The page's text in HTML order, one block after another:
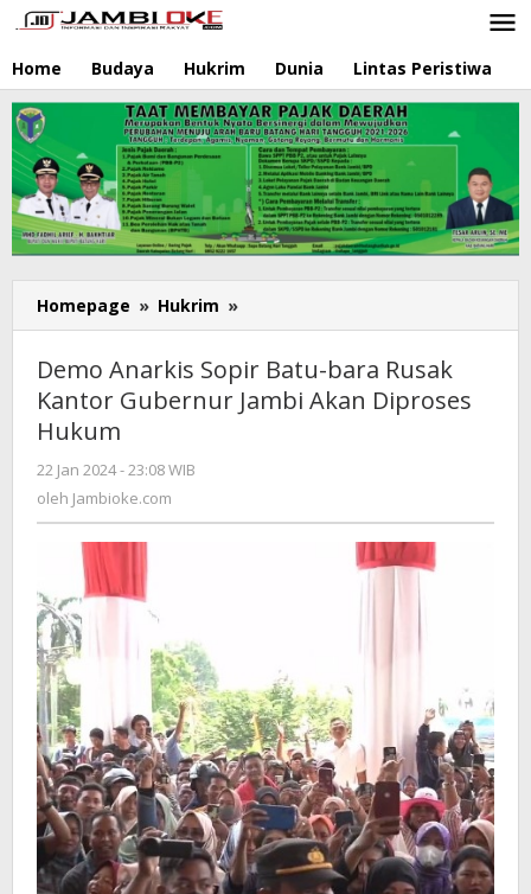
Lewati
ke
konten
Home Budaya Hukrim Dunia Lintas Peristiwa
Homepage » Hukrim »
Anarkis
Batu-
bara
Akan
Demo Anarkis Sopir Batu-bara Rusak
Kantor Gubernur Jambi Akan Diproses
Hukum
22 Jan 2024 - 23:08 WIB
oleh Jambioke.com